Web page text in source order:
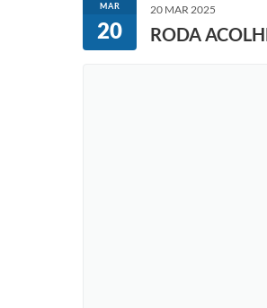
MAR
20
20 MAR 2025
RODA